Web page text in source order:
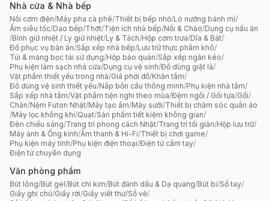
Nhà cửa & Nhà bếp
Nồi cơm điện/Máy pha cà phê/Thiết bị bếp nhỏ/Lò nướng bánh mì/
Ấm siêu tốc/Dao bếp/Thớt/Tiện ích nhà bếp/Nồi & Chảo/Dụng cụ nấu ăn
/Bình giữ nhiệt / Ly giữ nhiệt/Ly & Tách/Hộp cơm trưa/Dĩa & Bát/
Đồ phục vụ bàn ăn/Sắp xếp nhà bếp/Lưu trữ thực phẩm khô/
Túi & màng bọc tái sử dụng/Hộp bảo quản/Sắp xếp ngăn kéo/
Phụ kiện làm sạch nhà cửa/Dụng cụ vệ sinh/Đồ dùng giặt là/
Vật phẩm thiết yếu trong nhà/Giá phơi đồ/Khăn tắm/
Đồ dùng vệ sinh thiết yếu/Nắp bồn cầu thông minh/Phụ kiện nhà tắm/
Sắp xếp nhà tắm/Vật phẩm tiện nghi theo mùa/Đệm ngồi / Gối tựa/Gối/
Chăn/Nệm Futon Nhật/Máy tạo ẩm/Máy sưởi/Thiết bị chăm sóc quần áo
/Máy lọc không khí/Quạt/Sản phẩm tiết kiệm không gian/
Đèn chiếu sáng/Trang trí phong cách Nhật/Trang trí tối giản/Hộp lưu trữ/
Máy ảnh & Ống kính/Âm thanh & Hi-Fi/Thiết bị chơi game/
Phụ kiện máy tính/Phụ kiện điện thoại/Điện tử cầm tay/
Điện tử chuyên dụng
Văn phòng phẩm
Bút lông/Bút gel/Bút chì kim/Bút đánh dấu & Dạ quang/Bút bi/Sổ tay/
Giấy ghi chú/Giấy rời/Giấy viết thư/Sổ vẽ/